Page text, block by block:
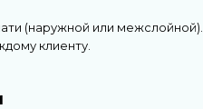
(наружной или межслойной).
клиенту.